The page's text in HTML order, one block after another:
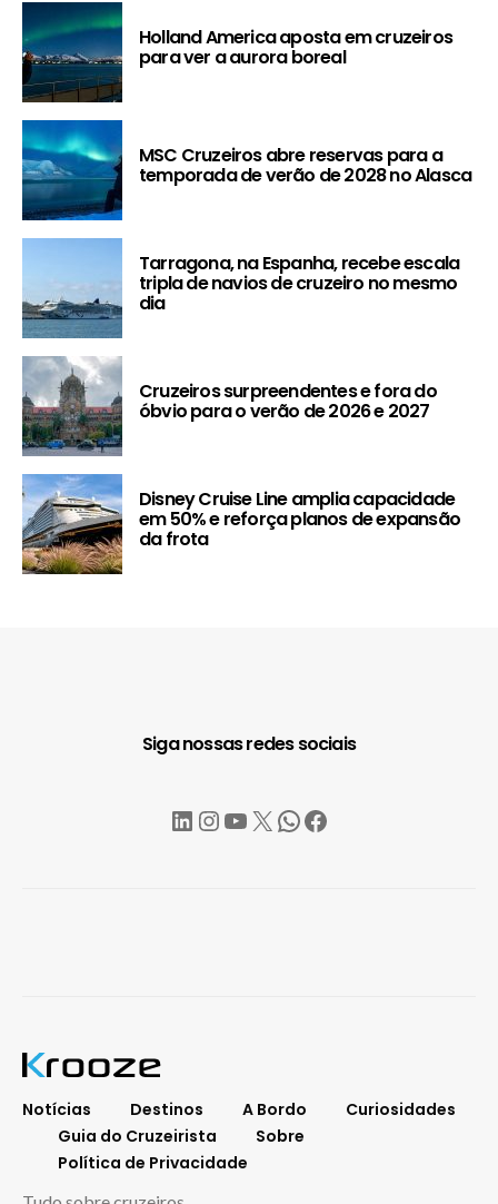
Holland America aposta em cruzeiros
para ver a aurora boreal
MSC Cruzeiros abre reservas para a
temporada de verão de 2028 no Alasca
Tarragona, na Espanha, recebe escala
tripla de navios de cruzeiro no mesmo
dia
Cruzeiros surpreendentes e fora do
óbvio para o verão de 2026 e 2027
Disney Cruise Line amplia capacidade
em 50% e reforça planos de expansão
da frota
Siga nossas redes sociais
LinkedIn
Instagram
YouTube
X WhatsApp
Facebook
Notícias Destinos A Bordo
Curiosidades
Guia do Cruzeirista
Sobre
Política de Privacidade